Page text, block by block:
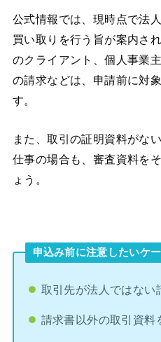
公式情報では、現時点で法
買い取りを行う旨が案内さ
のクライアント、個人事業
の請求などは、申請前に対
す。
また、取引の証明資料がな
仕事の場合も、審査資料を
ょう。
申込み前に注意したいケ
取引先が法人ではない
請求書以外の取引資料